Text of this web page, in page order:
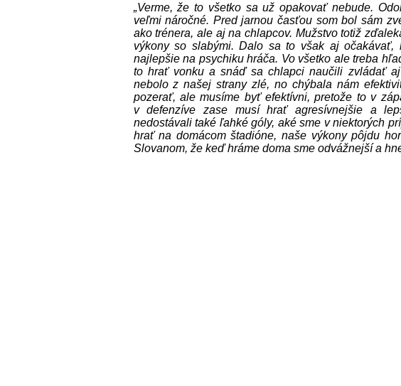
„Verme, že to všetko sa už opakovať nebude.
veľmi náročné. Pred jarnou časťou som bol sám
ako trénera, ale aj na chlapcov. Mužstvo totiž
výkony so slabými. Dalo sa to však aj očakávať,
najlepšie na psychiku hráča. Vo všetko ale treba
to hrať vonku a snáď sa chlapci naučili zvládať
nebolo z našej strany zlé, no chýbala nám
pozerať, ale musíme byť efektívni, pretože to v
v defenzíve zase musí hrať agresívnejšie a
nedostávali také ľahké góly, aké sme v niektorých
hrať na domácom štadióne, naše výkony pôjdu
Slovanom, že keď hráme doma sme odvážnejší a